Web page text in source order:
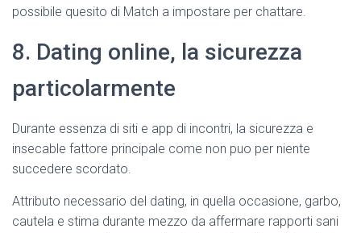
possibile quesito di Match a impostare per chattare.
8. Dating online, la sicurezza
particolarmente
Durante essenza di siti e app di incontri, la sicurezza e
insecable fattore principale come non puo per niente
succedere scordato.
Attributo necessario del dating, in quella occasione, garbo,
cautela e stima durante mezzo da affermare rapporti sani